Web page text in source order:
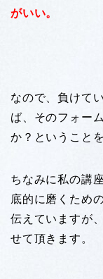
がいい。
なので、負けて
ば、そのフォー
か？ということ
ちなみに私の講
底的に磨くため
伝えていますが
せて頂きます。